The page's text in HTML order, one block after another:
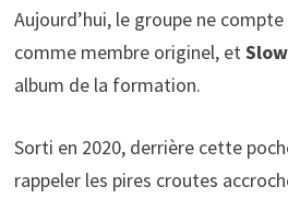
Aujourd’hui, le groupe ne
comme membre originel, et
album de la formation.
Sorti en 2020, derrière cette
rappeler les pires croutes